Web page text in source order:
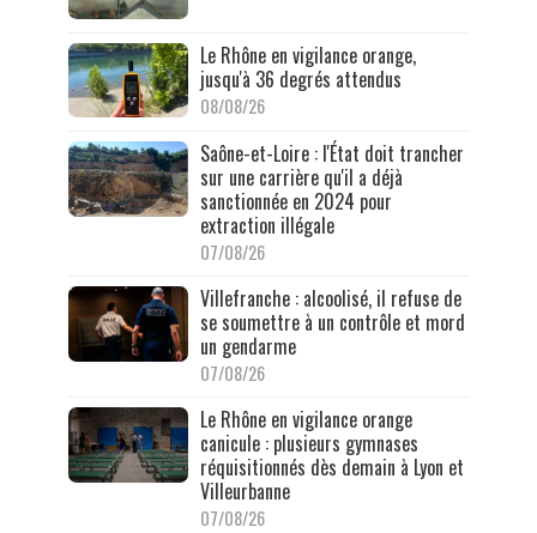
Le Rhône en vigilance orange,
jusqu'à 36 degrés attendus
08/08/26
Saône-et-Loire : l'État doit trancher
sur une carrière qu'il a déjà
sanctionnée en 2024 pour
extraction illégale
07/08/26
Villefranche : alcoolisé, il refuse de
se soumettre à un contrôle et mord
un gendarme
07/08/26
Le Rhône en vigilance orange
canicule : plusieurs gymnases
réquisitionnés dès demain à Lyon et
Villeurbanne
07/08/26